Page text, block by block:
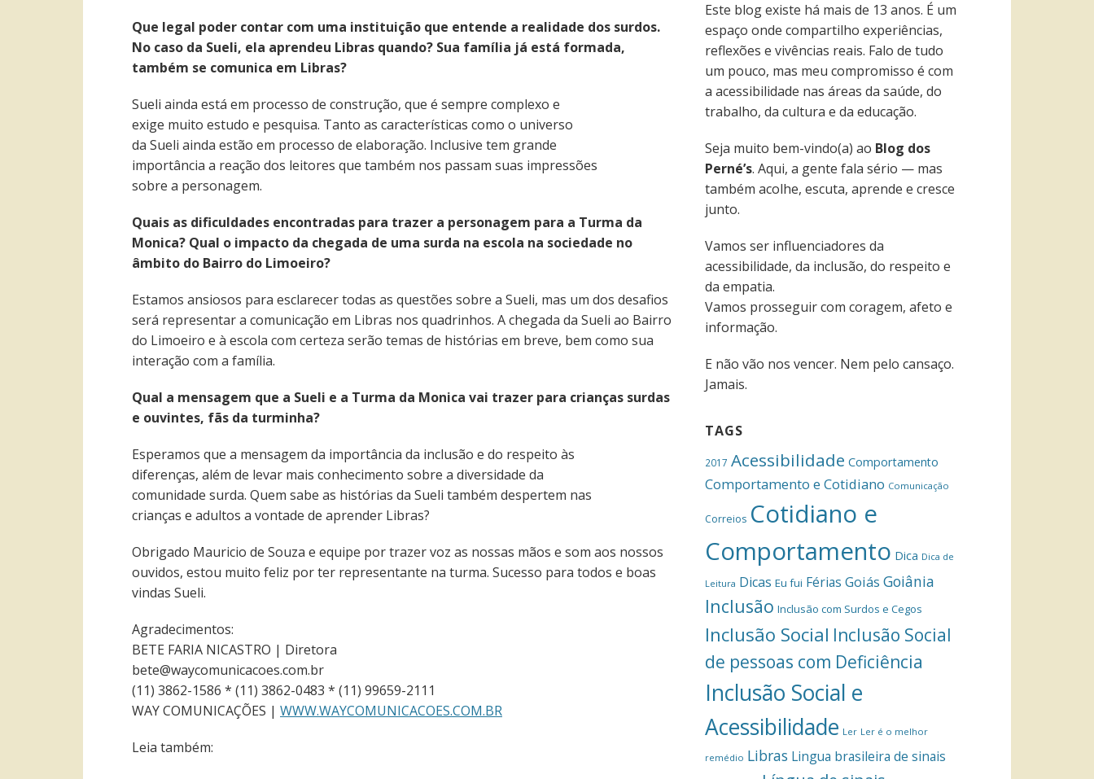
Que legal poder contar com uma instituição que entende a realidade dos surdos.
No caso da Sueli, ela aprendeu Libras quando? Sua família já está formada,
também se comunica em Libras?
Sueli ainda está em processo de construção, que é sempre complexo e
exige muito estudo e pesquisa. Tanto as características como o universo
da Sueli ainda estão em processo de elaboração. Inclusive tem grande
importância a reação dos leitores que também nos passam suas impressões
sobre a personagem.
Quais as dificuldades encontradas para trazer a personagem para a Turma da
Monica? Qual o impacto da chegada de uma surda na escola na sociedade no
âmbito do Bairro do Limoeiro?
Estamos ansiosos para esclarecer todas as questões sobre a Sueli, mas um dos desafios
será representar a comunicação em Libras nos quadrinhos. A chegada da Sueli ao Bairro
do Limoeiro e à escola com certeza serão temas de histórias em breve, bem como sua
interação com a família.
Qual a mensagem que a Sueli e a Turma da Monica vai trazer para crianças surdas
e ouvintes, fãs da turminha?
Esperamos que a mensagem da importância da inclusão e do respeito às
diferenças, além de levar mais conhecimento sobre a diversidade da
comunidade surda. Quem sabe as histórias da Sueli também despertem nas
crianças e adultos a vontade de aprender Libras?
Obrigado Mauricio de Souza e equipe por trazer voz as nossas mãos e som aos nossos
ouvidos, estou muito feliz por ter representante na turma. Sucesso para todos e boas
vindas Sueli.
Agradecimentos:
BETE FARIA NICASTRO | Diretora
bete@waycomunicacoes.com.br
(11) 3862-1586 * (11) 3862-0483 * (11) 99659-2111
WAY COMUNICAÇÕES | WWW.WAYCOMUNICACOES.COM.BR
Leia também:
Este blog existe há mais de 13 anos. É um
espaço onde compartilho experiências,
reflexões e vivências reais. Falo de tudo
um pouco, mas meu compromisso é com
a acessibilidade nas áreas da saúde, do
trabalho, da cultura e da educação.
Seja muito bem-vindo(a) ao Blog dos
Perné’s. Aqui, a gente fala sério — mas
também acolhe, escuta, aprende e cresce
junto.
Vamos ser influenciadores da
acessibilidade, da inclusão, do respeito e
da empatia.
Vamos prosseguir com coragem, afeto e
informação.
E não vão nos vencer. Nem pelo cansaço.
Jamais.
TAGS
2017 Acessibilidade Comportamento
Comportamento e Cotidiano Comunicação
Correios Cotidiano e
Comportamento Dica Dica de
Leitura Dicas Eu fui Férias Goiás Goiânia
Inclusão Inclusão com Surdos e Cegos
Inclusão Social Inclusão Social
de pessoas com Deficiência
Inclusão Social e
Acessibilidade Ler Ler é o melhor
remédio Libras Lingua brasileira de sinais